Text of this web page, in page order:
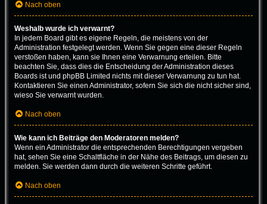
Nach oben
Weshalb wurde ich verwarnt?
In jedem Board gibt es eigene Regeln, die meistens von der
Administration festgelegt werden. Wenn Sie gegen eine dieser Regeln
verstoßen haben, kann sie Ihnen eine Verwarnung erteilen. Bitte
beachten Sie, dass dies die Entscheidung der Administration dieses
Boards ist und phpBB Limited nichts mit dieser Verwarnung zu tun hat.
Kontaktieren Sie einen Administrator, sofern Sie sich die nicht sicher sind,
wieso Sie verwarnt wurden.
Nach oben
Wie kann ich Beiträge den Moderatoren melden?
Wenn ein Administrator die entsprechenden Berechtigungen vergeben
hat, sehen Sie eine Schaltfläche in der Nähe des Beitrags, um diesen zu
melden. Sie werden dann durch die weiteren Schritte geführt.
Nach oben